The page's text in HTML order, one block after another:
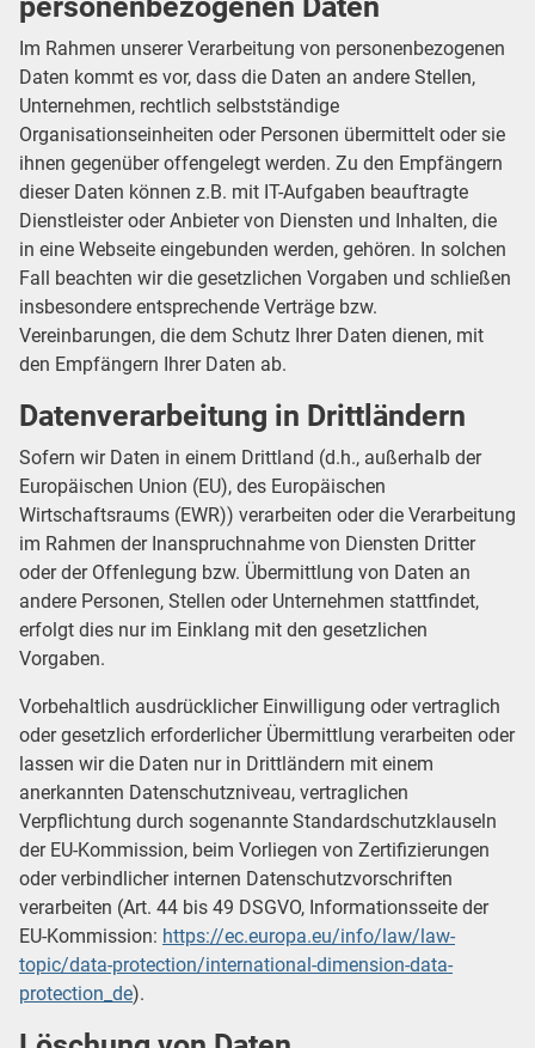
personenbezogenen Daten
Im Rahmen unserer Verarbeitung von personenbezogenen
Daten kommt es vor, dass die Daten an andere Stellen,
Unternehmen, rechtlich selbstständige
Organisationseinheiten oder Personen übermittelt oder sie
ihnen gegenüber offengelegt werden. Zu den Empfängern
dieser Daten können z.B. mit IT-Aufgaben beauftragte
Dienstleister oder Anbieter von Diensten und Inhalten, die
in eine Webseite eingebunden werden, gehören. In solchen
Fall beachten wir die gesetzlichen Vorgaben und schließen
insbesondere entsprechende Verträge bzw.
Vereinbarungen, die dem Schutz Ihrer Daten dienen, mit
den Empfängern Ihrer Daten ab.
Datenverarbeitung in Drittländern
Sofern wir Daten in einem Drittland (d.h., außerhalb der
Europäischen Union (EU), des Europäischen
Wirtschaftsraums (EWR)) verarbeiten oder die Verarbeitung
im Rahmen der Inanspruchnahme von Diensten Dritter
oder der Offenlegung bzw. Übermittlung von Daten an
andere Personen, Stellen oder Unternehmen stattfindet,
erfolgt dies nur im Einklang mit den gesetzlichen
Vorgaben.
Vorbehaltlich ausdrücklicher Einwilligung oder vertraglich
oder gesetzlich erforderlicher Übermittlung verarbeiten oder
lassen wir die Daten nur in Drittländern mit einem
anerkannten Datenschutzniveau, vertraglichen
Verpflichtung durch sogenannte Standardschutzklauseln
der EU-Kommission, beim Vorliegen von Zertifizierungen
oder verbindlicher internen Datenschutzvorschriften
verarbeiten (Art. 44 bis 49 DSGVO, Informationsseite der
EU-Kommission: https://ec.europa.eu/info/law/law-
topic/data-protection/international-dimension-data-
protection_de).